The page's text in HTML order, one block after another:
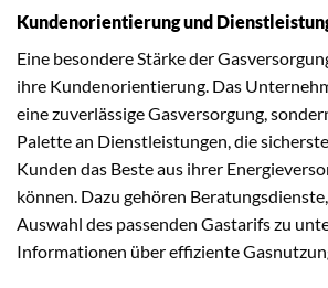
Kundenorientierung und
Eine besondere Stärke der
ihre Kundenorientierung. Das
eine zuverlässige Gasversorgung,
Palette an Dienstleistungen, die
Kunden das Beste aus ihrer
können. Dazu gehören
Auswahl des passenden Gastarifs zu
Informationen über effiziente